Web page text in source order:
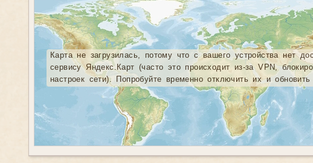
Карта не загрузилась, потому что с вашего устройства нет
сервису Яндекс.Карт (часто это происходит из-за VPN,
настроек сети). Попробуйте временно отключить их и обновить